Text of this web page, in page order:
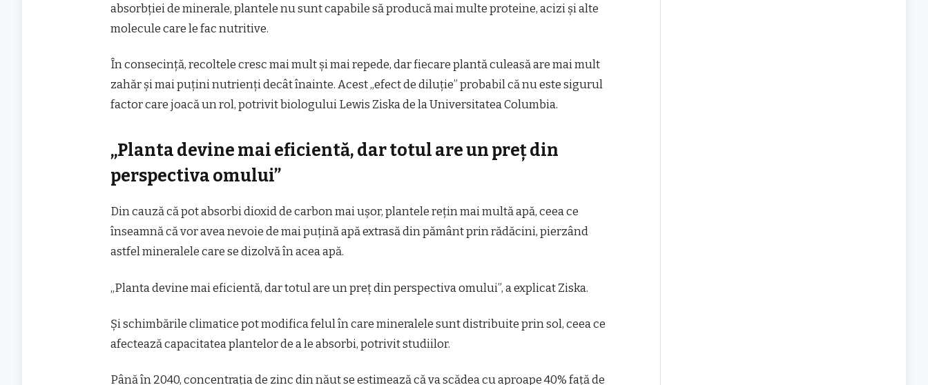
absorbției de minerale, plantele nu sunt capabile să producă mai multe proteine, acizi și alte
molecule care le fac nutritive.
În consecință, recoltele cresc mai mult și mai repede, dar fiecare plantă culeasă are mai mult
zahăr și mai puțini nutrienți decât înainte. Acest „efect de diluție” probabil că nu este sigurul
factor care joacă un rol, potrivit biologului Lewis Ziska de la Universitatea Columbia.
„Planta devine mai eficientă, dar totul are un preț din
perspectiva omului”
Din cauză că pot absorbi dioxid de carbon mai ușor, plantele rețin mai multă apă, ceea ce
înseamnă că vor avea nevoie de mai puțină apă extrasă din pământ prin rădăcini, pierzând
astfel mineralele care se dizolvă în acea apă.
„Planta devine mai eficientă, dar totul are un preț din perspectiva omului”, a explicat Ziska.
Și schimbările climatice pot modifica felul în care mineralele sunt distribuite prin sol, ceea ce
afectează capacitatea plantelor de a le absorbi, potrivit studiilor.
Până în 2040, concentrația de zinc din năut se estimează că va scădea cu aproape 40% față de